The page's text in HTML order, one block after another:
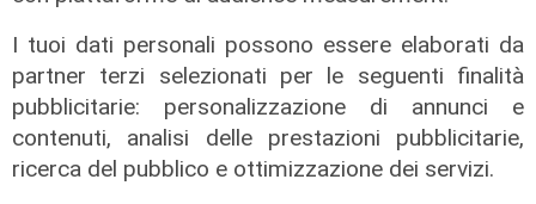
I tuoi dati personali possono essere elaborati da
partner terzi selezionati per le seguenti finalità
pubblicitarie: personalizzazione di annunci e
contenuti, analisi delle prestazioni pubblicitarie,
ricerca del pubblico e ottimizzazione dei servizi.
Dati